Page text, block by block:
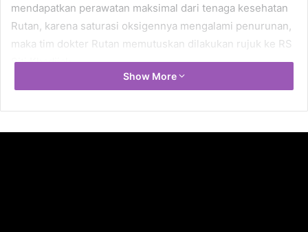
mendapatkan perawatan maksimal dari tenaga kesehatan
Rutan, karena saturasi oksigennya mengalami penurunan,
maka tim dokter Rutan memutuskan dilakukan rujuk ke RS
Siti Khadijah.
turut berduka cita mendalam atas meninggalnya salah satu
tahanan kita,” ujar Ilham Djaya, di Palembang.
Show More